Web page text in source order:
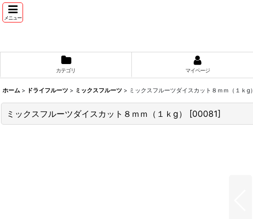
メニュー
カテゴリ マイページ
ホーム > ドライフルーツ > ミックスフルーツ > ミックスフルーツダイスカット８ｍｍ（１ｋg）
ミックスフルーツダイスカット８ｍｍ（１ｋg） [00081]